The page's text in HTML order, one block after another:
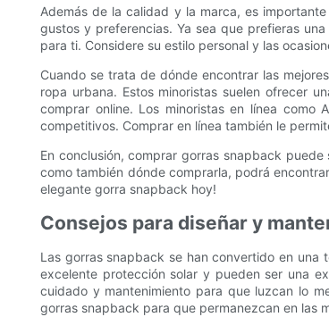
Además de la calidad y la marca, es
gustos y preferencias. Ya sea que prefieras
para ti. Considere su estilo personal y las
Cuando se trata de dónde encontrar las
ropa urbana. Estos minoristas suelen ofrecer
comprar online. Los minoristas en línea
competitivos. Comprar en línea también le
En conclusión, comprar gorras snapback
como también dónde comprarla, podrá
elegante gorra snapback hoy!
Consejos para diseñar y
Las gorras snapback se han convertido en una
excelente protección solar y pueden ser una
cuidado y mantenimiento para que luzcan lo
gorras snapback para que permanezcan en las